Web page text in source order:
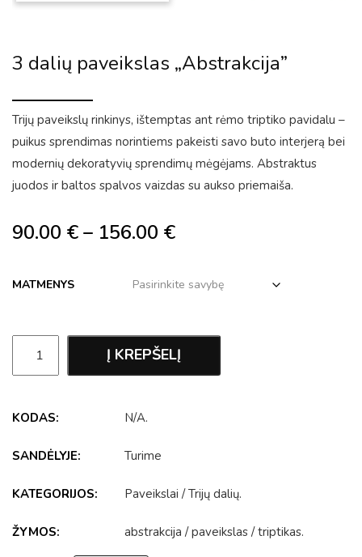
3 dalių paveikslas „Abstrakcija”
Trijų paveikslų rinkinys, ištemptas ant rėmo triptiko pavidalu –
puikus sprendimas norintiems pakeisti savo buto interjerą bei
modernių dekoratyvių sprendimų mėgėjams. Abstraktus
juodos ir baltos spalvos vaizdas su aukso priemaiša.
90.00 €– 156.00 €
MATMENYS
Į KREPŠELĮ
KODAS: N/A.
SANDĖLYJE: Turime
KATEGORIJOS: Paveikslai /Trijų dalių.
ŽYMOS: abstrakcija /paveikslas /triptikas.